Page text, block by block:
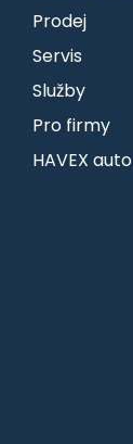
Prodej
Servis
Služby
Pro firmy
HAVEX auto